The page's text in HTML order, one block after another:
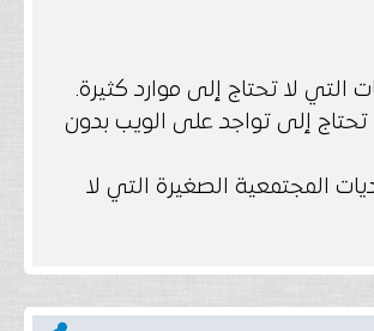
التي لا تحتاج إلى موارد كثيرة.
إلى تواجد على الويب بدون
المجتمعية الصغيرة التي لا